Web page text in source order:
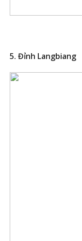
5. Đỉnh Langbiang